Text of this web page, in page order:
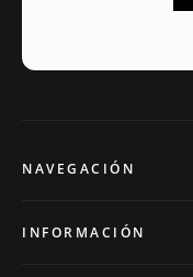
NAVEGACIÓN
INFORMACIÓN